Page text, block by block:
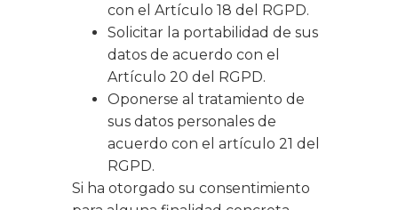
con el Artículo 18 del RGPD.
Solicitar la portabilidad de sus
datos de acuerdo con el
Artículo 20 del RGPD.
Oponerse al tratamiento de
sus datos personales de
acuerdo con el artículo 21 del
RGPD.
Si ha otorgado su consentimiento